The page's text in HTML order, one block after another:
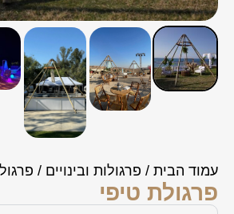
עמוד הבית / פרגולות ובינויים /
פרגולת טיפי